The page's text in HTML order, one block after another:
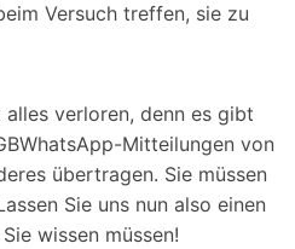
Versuch treffen, sie zu
verloren, denn es gibt
Mitteilungen von
übertragen. Sie müssen
Sie uns nun also einen
wissen müssen!